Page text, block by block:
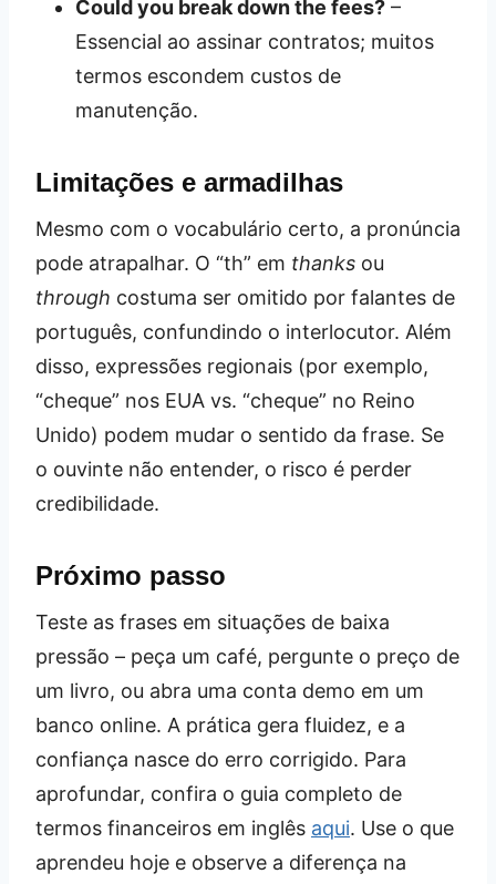
Could you break down the fees? –
Essencial ao assinar contratos; muitos
termos escondem custos de
manutenção.
Limitações e armadilhas
Mesmo com o vocabulário certo, a pronúncia
pode atrapalhar. O “th” em thanks ou
through costuma ser omitido por falantes de
português, confundindo o interlocutor. Além
disso, expressões regionais (por exemplo,
“cheque” nos EUA vs. “cheque” no Reino
Unido) podem mudar o sentido da frase. Se
o ouvinte não entender, o risco é perder
credibilidade.
Próximo passo
Teste as frases em situações de baixa
pressão – peça um café, pergunte o preço de
um livro, ou abra uma conta demo em um
banco online. A prática gera fluidez, e a
confiança nasce do erro corrigido. Para
aprofundar, confira o guia completo de
termos financeiros em inglês aqui. Use o que
aprendeu hoje e observe a diferença na